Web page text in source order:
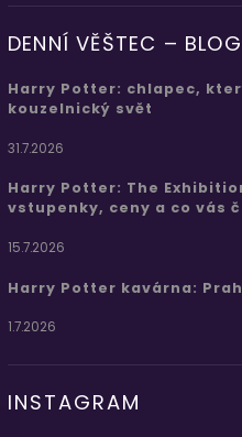
DENNÍ VĚŠTEC – BLOG
Harry Potter: chlapec,
kouzelnický svět
31.7.2026
Harry Potter: The
vstupenky, ceny a co vás
15.7.2026
Harry Potter kavárna:
1.7.2026
INSTAGRAM